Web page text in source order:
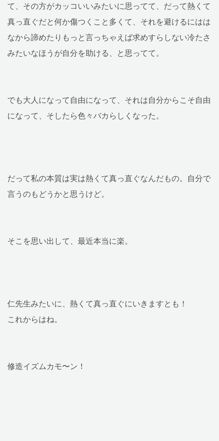
て、その方がカッコいいみたいに思ってて、だって熱くて
真っ直ぐだと何か傷つくこと多くて、それを避けるにはは
なから諦めたりもっと言っちゃえば求めすらしない冷たさ
みたいなほうが自分を助ける、と思ってて。
でも大人になって自由になって、それは自分からこそ自由
になって、そしたら色々バカらしくなった。
だって私の本質は実は熱くて真っ直ぐなんだもの。自分で
言うのもどうかと思うけど。
そこを思い出して、最近本当に楽。
仁先生みたいに、熱くて真っ直ぐにいきますとも！
これからはね。
修造イズムカモ〜ン！